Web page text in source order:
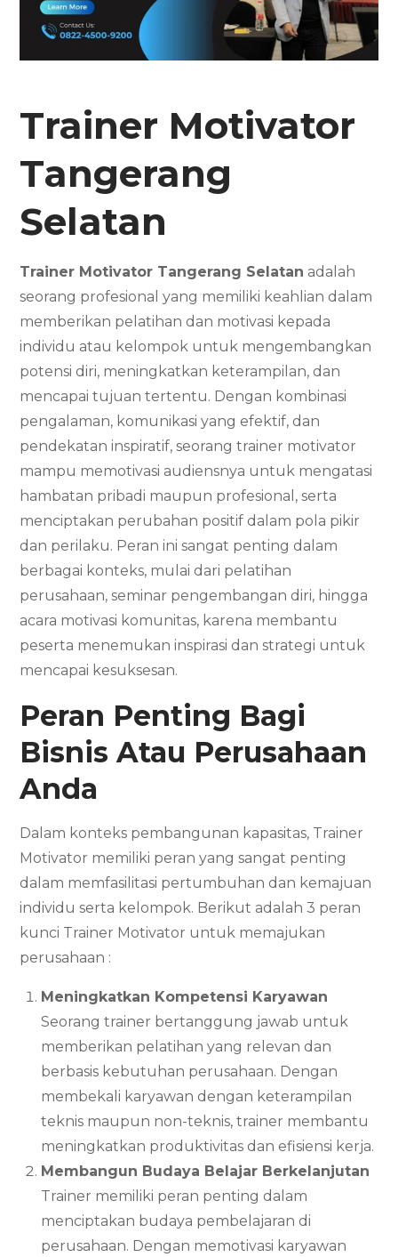
Trainer Motivator
Tangerang
Selatan
Trainer Motivator Tangerang Selatan adalah
seorang profesional yang memiliki keahlian dalam
memberikan pelatihan dan motivasi kepada
individu atau kelompok untuk mengembangkan
potensi diri, meningkatkan keterampilan, dan
mencapai tujuan tertentu. Dengan kombinasi
pengalaman, komunikasi yang efektif, dan
pendekatan inspiratif, seorang trainer motivator
mampu memotivasi audiensnya untuk mengatasi
hambatan pribadi maupun profesional, serta
menciptakan perubahan positif dalam pola pikir
dan perilaku. Peran ini sangat penting dalam
berbagai konteks, mulai dari pelatihan
perusahaan, seminar pengembangan diri, hingga
acara motivasi komunitas, karena membantu
peserta menemukan inspirasi dan strategi untuk
mencapai kesuksesan.
Peran Penting Bagi
Bisnis Atau Perusahaan
Anda
Dalam konteks pembangunan kapasitas, Trainer
Motivator memiliki peran yang sangat penting
dalam memfasilitasi pertumbuhan dan kemajuan
individu serta kelompok. Berikut adalah 3 peran
kunci Trainer Motivator untuk memajukan
perusahaan :
Meningkatkan Kompetensi Karyawan
Seorang trainer bertanggung jawab untuk
memberikan pelatihan yang relevan dan
berbasis kebutuhan perusahaan. Dengan
membekali karyawan dengan keterampilan
teknis maupun non-teknis, trainer membantu
meningkatkan produktivitas dan efisiensi kerja.
Membangun Budaya Belajar Berkelanjutan
Trainer memiliki peran penting dalam
menciptakan budaya pembelajaran di
perusahaan. Dengan memotivasi karyawan